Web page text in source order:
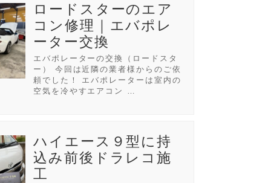
ロードスターのエア
コン修理｜エバポレ
ーター交換
エバポレーターの交換（ロードスタ
ー） 今回は近隣の業者様からのご依
頼でした！ エバポレーターは室内の
空気を冷やすエアコン …
ハイエース９型に持
込み前後ドラレコ施
工